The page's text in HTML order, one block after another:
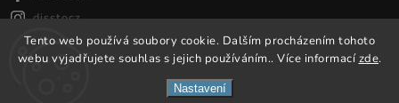
Tento web používá soubory cookie. Dalším procházením tohoto
webu vyjadřujete souhlas s jejich používáním.. Více informacízde.
Nastavení
disstocz
Shoptet| Design